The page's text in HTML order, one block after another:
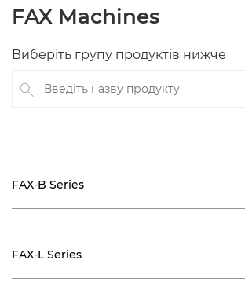
FAX Machines
Виберіть групу продуктів нижче
Введіть назву продукту
FAX-B Series
FAX-L Series